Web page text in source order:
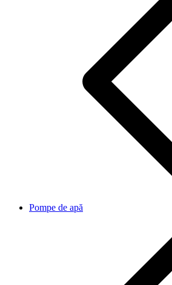
Pompe de apă